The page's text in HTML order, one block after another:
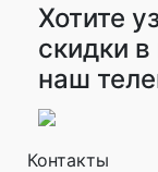
Хотите
скидки в
наш
Контакты